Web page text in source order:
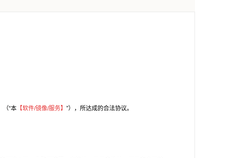
（“本 【软件/镜像/服务】 ”），所达成的合法协议。